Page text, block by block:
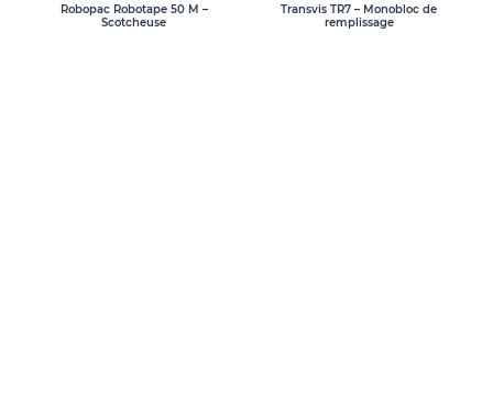
Robopac Robotape 50 M –
Scotcheuse
Transvis TR7 – Monobloc de
remplissage